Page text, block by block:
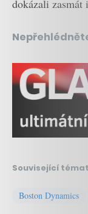
dokázali
Související
Boston Dynamics